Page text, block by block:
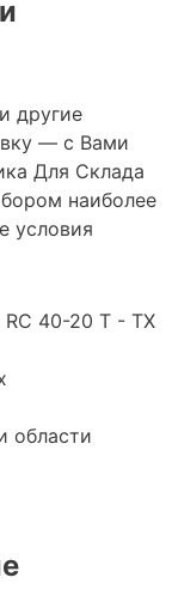
другие
— с Вами
Для Склада
наиболее
условия
40-20 T - TX
области